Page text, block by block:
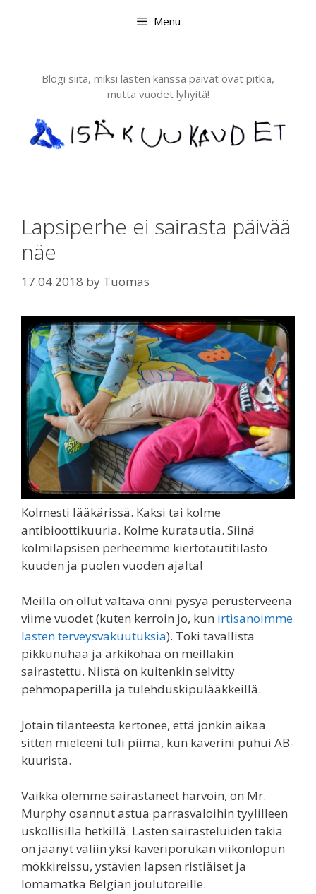
Menu
Blogi siitä, miksi lasten kanssa päivät ovat pitkiä,
mutta vuodet lyhyitä!
Lapsiperhe ei sairasta päivää
näe
17.04.2018 by Tuomas
Kolmesti lääkärissä. Kaksi tai kolme
antibioottikuuria. Kolme kuratautia. Siinä
kolmilapsisen perheemme kiertotautitilasto
kuuden ja puolen vuoden ajalta!
Meillä on ollut valtava onni pysyä perusterveenä
viime vuodet (kuten kerroin jo, kun irtisanoimme
lasten terveysvakuutuksia). Toki tavallista
pikkunuhaa ja arkiköhää on meilläkin
sairastettu. Niistä on kuitenkin selvitty
pehmopaperilla ja tulehduskipulääkkeillä.
Jotain tilanteesta kertonee, että jonkin aikaa
sitten mieleeni tuli piimä, kun kaverini puhui AB-
kuurista.
Vaikka olemme sairastaneet harvoin, on Mr.
Murphy osannut astua parrasvaloihin tyylilleen
uskollisilla hetkillä. Lasten sairasteluiden takia
on jäänyt väliin yksi kaveriporukan viikonlopun
mökkireissu, ystävien lapsen ristiäiset ja
lomamatka Belgian joulutoreille.